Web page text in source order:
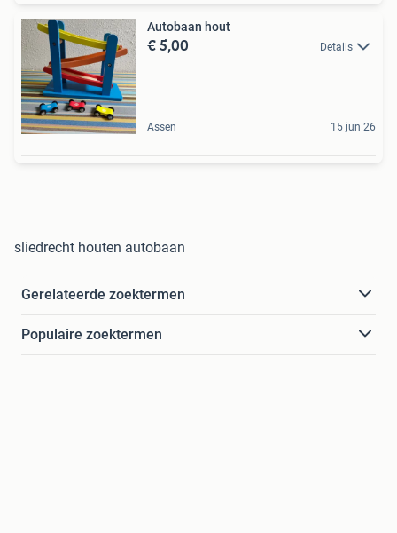
Autobaan hout
€ 5,00 Details
Assen 15 jun 26
sliedrecht houten autobaan
Gerelateerde zoektermen
Populaire zoektermen